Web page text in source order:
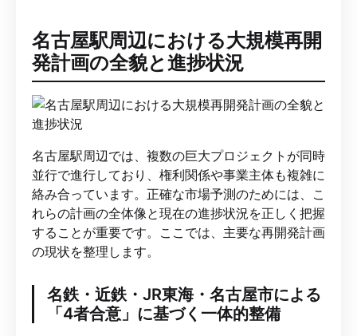
名古屋駅周辺における大規模再開
発計画の全貌と進捗状況
名古屋駅周辺では、複数の巨大プロジェクトが同時
並行で進行しており、権利関係や事業主体も複雑に
絡み合っています。正確な市場予測のためには、こ
れらの計画の全体像と現在の進捗状況を正しく把握
することが重要です。ここでは、主要な再開発計画
の現状を整理します。
名鉄・近鉄・JR東海・名古屋市による
「4者合意」に基づく一体的整備